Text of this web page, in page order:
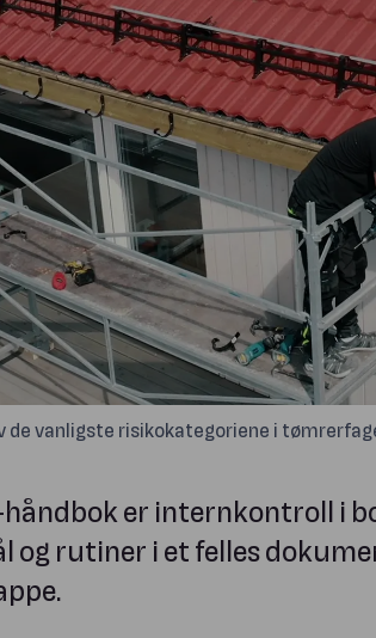
de vanligste risikokategoriene i
håndbok er internkontroll i
og rutiner i et felles